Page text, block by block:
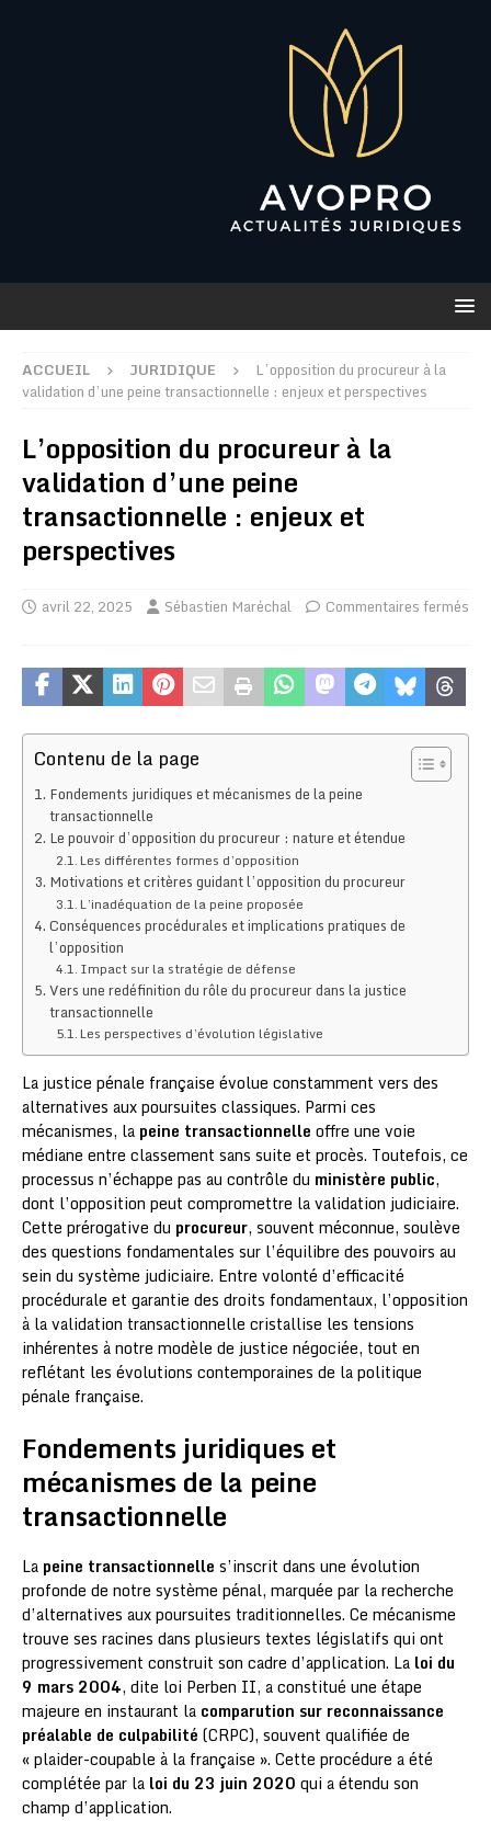
ACCUEIL JURIDIQUE
L’opposition du procureur à la
validation d’une peine transactionnelle : enjeux et perspectives
L’opposition du procureur à la
validation d’une peine
transactionnelle : enjeux et
perspectives
avril 22, 2025 Sébastien Maréchal Commentaires fermés
Contenu de la page
Fondements juridiques et mécanismes de la peine
transactionnelle
Le pouvoir d’opposition du procureur : nature et étendue
Les différentes formes d’opposition
Motivations et critères guidant l’opposition du procureur
L’inadéquation de la peine proposée
Conséquences procédurales et implications pratiques de
l’opposition
Impact sur la stratégie de défense
Vers une redéfinition du rôle du procureur dans la justice
transactionnelle
Les perspectives d’évolution législative
La justice pénale française évolue constamment vers des
alternatives aux poursuites classiques. Parmi ces
mécanismes, la peine transactionnelle offre une voie
médiane entre classement sans suite et procès. Toutefois, ce
processus n’échappe pas au contrôle du ministère public,
dont l’opposition peut compromettre la validation judiciaire.
Cette prérogative du procureur, souvent méconnue, soulève
des questions fondamentales sur l’équilibre des pouvoirs au
sein du système judiciaire. Entre volonté d’efficacité
procédurale et garantie des droits fondamentaux, l’opposition
à la validation transactionnelle cristallise les tensions
inhérentes à notre modèle de justice négociée, tout en
reflétant les évolutions contemporaines de la politique
pénale française.
Fondements juridiques et
mécanismes de la peine
transactionnelle
La peine transactionnelle s’inscrit dans une évolution
profonde de notre système pénal, marquée par la recherche
d’alternatives aux poursuites traditionnelles. Ce mécanisme
trouve ses racines dans plusieurs textes législatifs qui ont
progressivement construit son cadre d’application. La loi du
9 mars 2004, dite loi Perben II, a constitué une étape
majeure en instaurant la comparution sur reconnaissance
préalable de culpabilité (CRPC), souvent qualifiée de
« plaider-coupable à la française ». Cette procédure a été
complétée par la loi du 23 juin 2020 qui a étendu son
champ d’application.